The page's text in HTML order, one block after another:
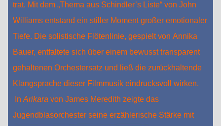
trat. Mit dem „Thema aus Schindler’s Liste“ von John
Williams entstand ein stiller Moment großer emotionaler
Tiefe. Die solistische Flötenlinie, gespielt von Annika
Bauer, entfaltete sich über einem bewusst transparent
gehaltenen Orchestersatz und ließ die zurückhaltende
Klangsprache dieser Filmmusik eindrucksvoll wirken.
InArikara von James Meredith zeigte das
Jugendblasorchester seine erzählerische Stärke mit